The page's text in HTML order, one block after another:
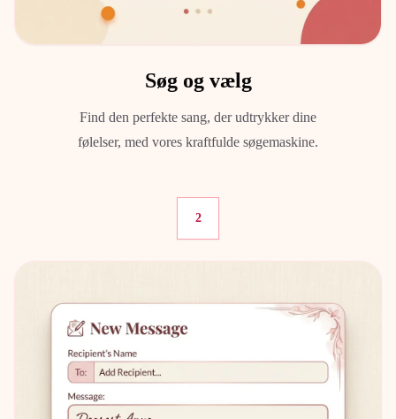
Søg og vælg
Find den perfekte sang, der udtrykker dine
følelser, med vores kraftfulde søgemaskine.
2